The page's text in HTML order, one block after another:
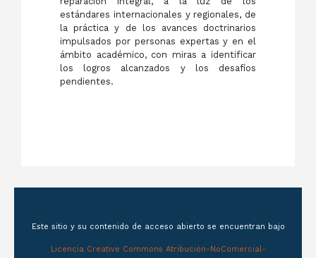
estándares internacionales y regionales, de
la práctica y de los avances doctrinarios
impulsados por personas expertas y en el
ámbito académico, con miras a identificar
los logros alcanzados y los desafíos
pendientes.
Este sitio y su contenido de acceso abierto se encuentran bajo
Licencia Creative Commons Atribución-NoComercial-